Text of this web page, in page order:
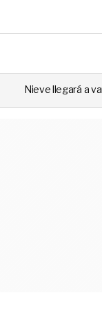
regiones de Chile: